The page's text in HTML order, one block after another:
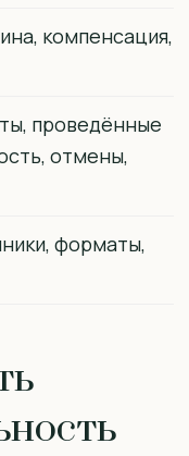
компенсация,
проведённые
отмены,
форматы,